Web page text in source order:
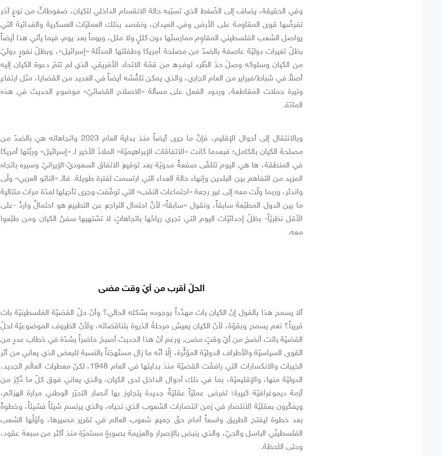
وفي الحقيقة، يضاف إلى الضّغط الذي تسبّبه حالة الانقسام الداخلي للكيان، ضغوطاتٌ من نوعٍ آخر
تفرضُها قوى المقاومة على الأرض وفي الميدان، ونقصد بذلك العمليّات العسكرية والفدائية التي
يواصل الشعب الفلسطيني المقاوِم ممارستَها دون كللٍ ولا ملل، ويوماً بعد يوم. فيما يأتي هذا أيضاً
بظلّ تغيرات دوليّة عاصفة بالضدّ من مصلحة أمريكا وطفلتها المدلّلة «إسرائيل»، وبظلّ نفورٍ دوليّ
من الكيان وسلوكه وصلَ حدّ الطَّرد لوفدِه من قمّة الاتحاد الأفريقي الذي لم تتمّ دعوة الكيان إليه
أصلاً في شباط/فبراير من العام الجاري، والذي يمكن تلمُّسُه أيضاً في العديد من القضايا، مثل ارتفاع
وتيرة حملات المقاطعة، وردود الفعل على مسألة «الاصلاح القضائيّ» موضوع الحديث في هذه
المادّة.
وبالانتقال إلى أحوال الإقليم، فإنَّ ما جرى أيضاً منذ بداية العام 2023 واتجاهاته هي بالضدّ من
مصلحة الكيان بالكامل؛ فبعدما كانت «الاتفاقات الإبراهيميّة» الملاذَ الأخير لـ «إسرائيل» وربَّتها أمريكا
في المنطقة، ها هي اليوم تتلقّى صفعةً مدويّة بعد توقيع الاتفاق السعوديّ-الإيرانيّ وسيره باتجاه
المزيد من التفاهم بين البلدين وإنهاء حالة العداء التي ارتسمت لفترة طويلة. فالـ «الناتو العربي» ولّى
واندثر، وربما ولّت معه إلى غير رجعة «اجتماعات النقب» التي توقّفت وجرى تأجيلها لعدّة مرات متتالية
ما بين الدول المطبّعة سابقاً، ونقول «سابقاً» لأنَّ احتمال التراجع عن التطبيع هو احتمالٌ واردٌ -على
الأقل نظريّاً- بظلّ إحداثيّات اليوم التي تجري رياحُها باتجاهاتٍ لا تشتهيها سفنُ الكيان ومن طبّعوا
معه.
الحلّ أقرب من أيّ وقت مضى
ألا يسمح هذا بالقول إنّ الكيان بات مهدَّداً بوجوده بشكله الحالي؟ وأنّ حلّ القضيّة الفلسطينيّة بات
قريباً؟ نعم يسمح وبقوّة، لأنّ الكيان يعيش مرحلةَ الذروة بتناقضاته، ولأنّ الظروف الموضوعيّة لحلّ
القضيّة باتت أنضجَ من أيّ وقتٍ مضى. ورغم أنّ هذا الحديث أصبحَ حاضراً بشدّة في خطاب عددٍ من
القوى السياسيّة والأطراف الدوليّة المؤثِّرة، إلّا أنّه ما زال مستَهجَناً بالنسبة للبعض الذي يعاني من أثر
الخيبات والانكسارات التي رافقَت القضيّة منذ بدايتها في العام 1948، لكنّ معطيات العالَم الجديد،
الدوليّة منها، والإقليميّة، بما في ذلك أحوال الداخل لدى الكيان، والذي يعاني فوق كلّ ما ذُكِرَ من
أزمة ديموغرافيّة كبيرة؛ تفرض عمليّاً عقليّةً جديدة يتجاوز بها أنصار التحرّر الوطني مرارة الهزائم،
ويفكّرون بعقليّة الانتصار في زمن انتصارات الشعوب الذي نحياه، والذي يرتسم شيئاً فشيئاً، وخطوةً
بعد خطوة ليفتح الطريق واسعاً أمام حقّ جميع شعوب العالم في تقرير مصيرها، وأوّلُها الشعب
الفلسطينّي الباسل والحيّ، والذي ينبض بالإصرار والعزيمة بصورةٍ مستمرّة منذ أكثر من سبعة عقود،
وحتى اللحظة.